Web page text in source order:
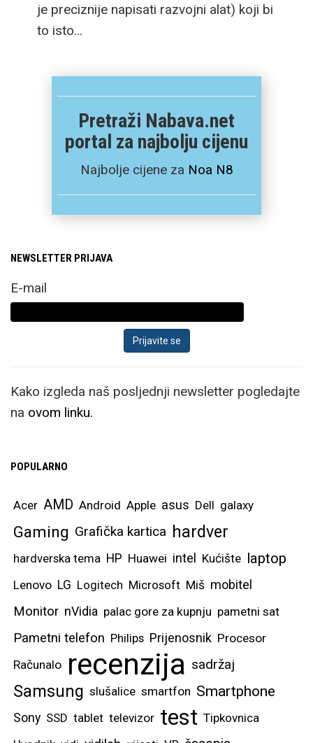
je preciznije napisati razvojni alat) koji bi
to isto…
Pretraži Nabava.net
portal za najbolju cijenu
Najbolje cijene za Noa N8
NEWSLETTER PRIJAVA
E-mail
Kako izgleda naš posljednji newsletter pogledajte
na ovom linku.
POPULARNO
Acer AMD Android Apple asus Dell galaxy
Gaming Grafička kartica hardver
hardverska tema HP Huawei intel Kućište laptop
Lenovo LG Logitech Microsoft Miš mobitel
Monitor nVidia palac gore za kupnju pametni sat
Pametni telefon Philips Prijenosnik Procesor
Računalo recenzija sadržaj
Samsung slušalice smartfon Smartphone
Sony SSD tablet televizor test Tipkovnica